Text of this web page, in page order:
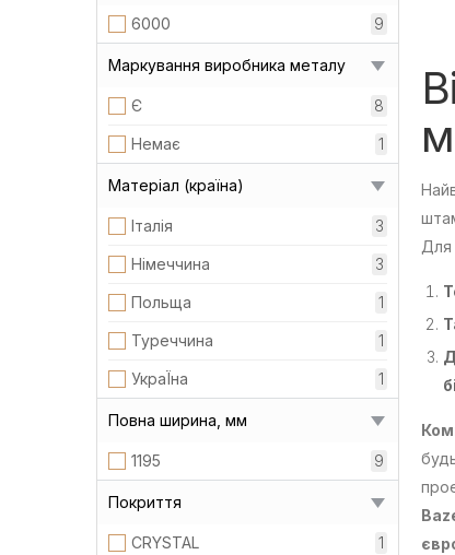
6000 9
Маркування виробника металу
Є 8
Немає 1
Матеріал (країна)
Італія 3
Німеччина 3
Польща 1
Туреччина 1
УкраЇна 1
Повна ширина, мм
1195 9
Покриття
CRYSTAL 1
Для